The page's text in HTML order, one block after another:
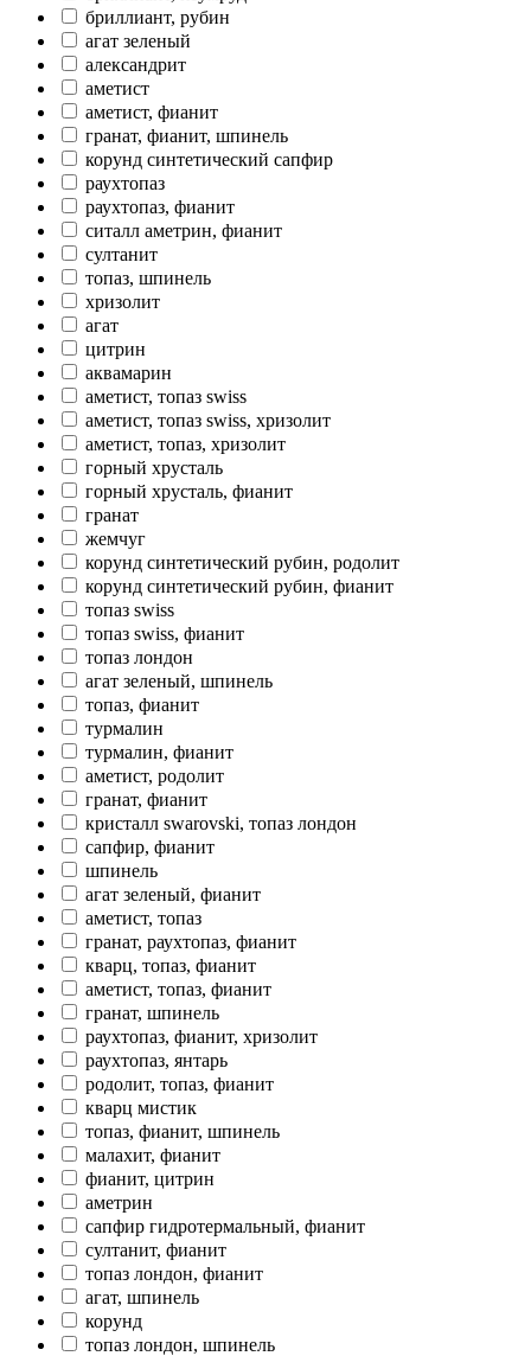
бриллиант, рубин
агат зеленый
александрит
аметист
аметист, фианит
гранат, фианит, шпинель
корунд синтетический сапфир
раухтопаз
раухтопаз, фианит
ситалл аметрин, фианит
султанит
топаз, шпинель
хризолит
агат
цитрин
аквамарин
аметист, топаз swiss
аметист, топаз swiss, хризолит
аметист, топаз, хризолит
горный хрусталь
горный хрусталь, фианит
гранат
жемчуг
корунд синтетический рубин, родолит
корунд синтетический рубин, фианит
топаз swiss
топаз swiss, фианит
топаз лондон
агат зеленый, шпинель
топаз, фианит
турмалин
турмалин, фианит
аметист, родолит
гранат, фианит
кристалл swarovski, топаз лондон
сапфир, фианит
шпинель
агат зеленый, фианит
аметист, топаз
гранат, раухтопаз, фианит
кварц, топаз, фианит
аметист, топаз, фианит
гранат, шпинель
раухтопаз, фианит, хризолит
раухтопаз, янтарь
родолит, топаз, фианит
кварц мистик
топаз, фианит, шпинель
малахит, фианит
фианит, цитрин
аметрин
сапфир гидротермальный, фианит
султанит, фианит
топаз лондон, фианит
агат, шпинель
корунд
топаз лондон, шпинель